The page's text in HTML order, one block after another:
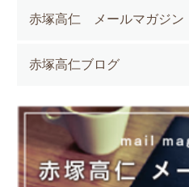
赤塚高仁 メールマガジン
赤塚高仁ブログ